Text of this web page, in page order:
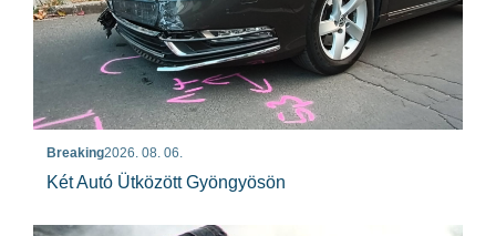
Breaking2026. 08. 06.
Két Autó Ütközött Gyöngyösön